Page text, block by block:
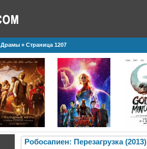
Драмы» Страница 1207
Робосапиен: Перезагрузка (2013)